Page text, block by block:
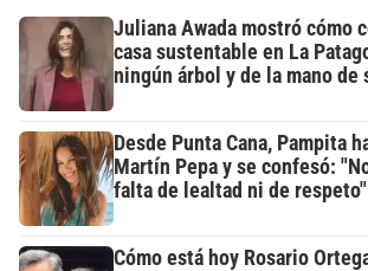
Juliana Awada mostró cómo
casa sustentable en La
ningún árbol y de la mano de
Desde Punta Cana, Pampita
Martín Pepa y se confesó:
falta de lealtad ni de respeto"
Cómo está hoy Rosario